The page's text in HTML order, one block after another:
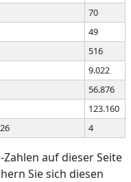
70
49
516
9.022
56.876
123.160
4
auf dieser Seite
Sie sich diesen